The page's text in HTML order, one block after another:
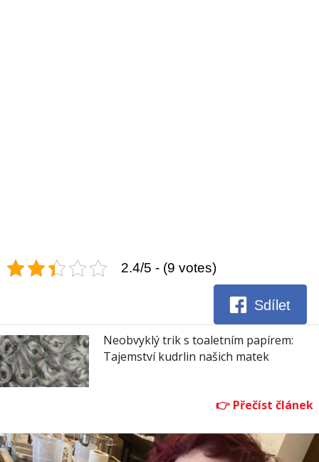
2.4/5 - (9 votes)
Sdílet
Neobvyklý trik s toaletním papírem:
Tajemství kudrlin našich matek